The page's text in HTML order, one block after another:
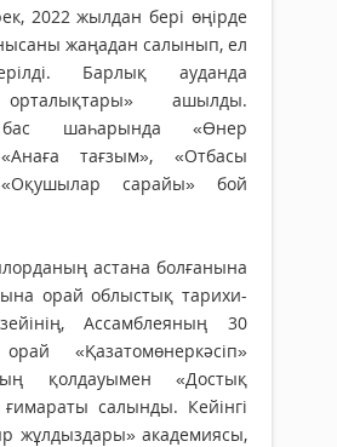
2022 жылдан бері өңірде
жаңадан салынып, ел
Барлық ауданда
ашылды.
шаһарында «Өнер
тағзым», «Отбасы
сарайы» бой
астана болғанына
орай облыстық тарихи-
Ассамблеяның 30
«Қазатомөнеркәсіп»
қолдауымен «Достық
салынды. Кейінгі
жұлдыздары» академиясы,